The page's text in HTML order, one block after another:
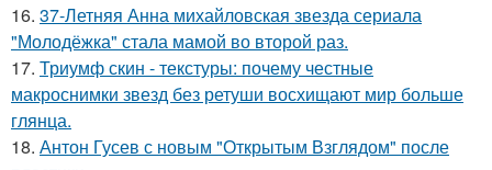
16. 37-Летняя Анна михайловская звезда сериала
"Молодёжка" стала мамой во второй раз.
17. Триумф скин - текстуры: почему честные
макроснимки звезд без ретуши восхищают мир больше
глянца.
18. Антон Гусев с новым "Открытым Взглядом" после